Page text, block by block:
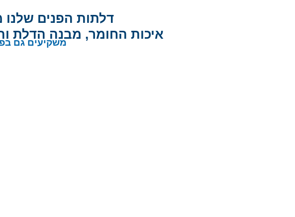
דלתות הפנים שלנו
איכות החומר, מבנה הדלת
משקיעים גם